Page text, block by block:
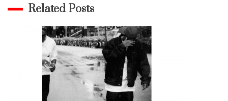
Related Posts